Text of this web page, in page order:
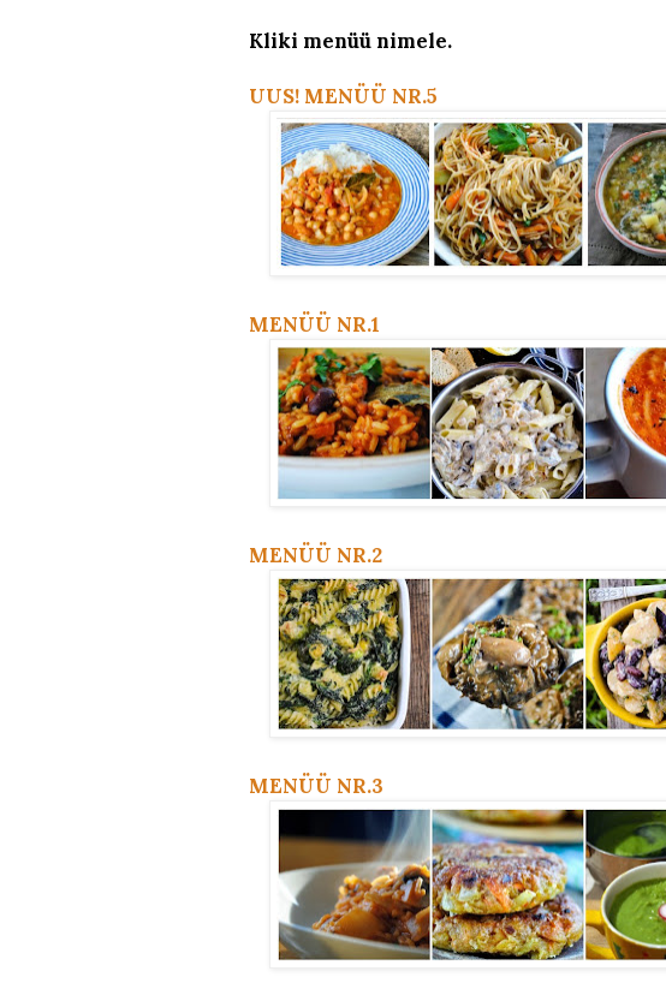
Kliki menüü nimele.
UUS! MENÜÜ NR.5
MENÜÜ NR.1
MENÜÜ NR.2
MENÜÜ NR.3